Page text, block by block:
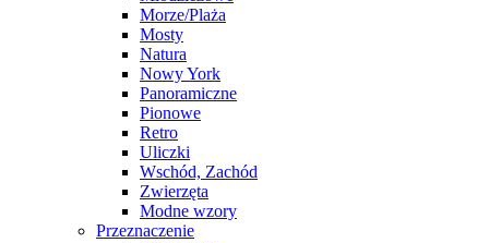
Morze/Plaża
Mosty
Natura
Nowy York
Panoramiczne
Pionowe
Retro
Uliczki
Wschód, Zachód
Zwierzęta
Modne wzory
Przeznaczenie